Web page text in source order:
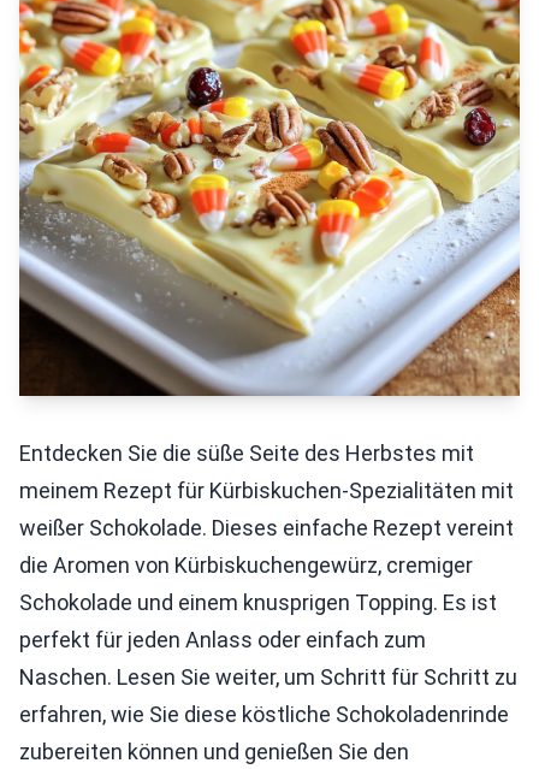
Entdecken Sie die süße Seite des Herbstes mit
meinem Rezept für Kürbiskuchen-Spezialitäten mit
weißer Schokolade. Dieses einfache Rezept vereint
die Aromen von Kürbiskuchengewürz, cremiger
Schokolade und einem knusprigen Topping. Es ist
perfekt für jeden Anlass oder einfach zum
Naschen. Lesen Sie weiter, um Schritt für Schritt zu
erfahren, wie Sie diese köstliche Schokoladenrinde
zubereiten können und genießen Sie den